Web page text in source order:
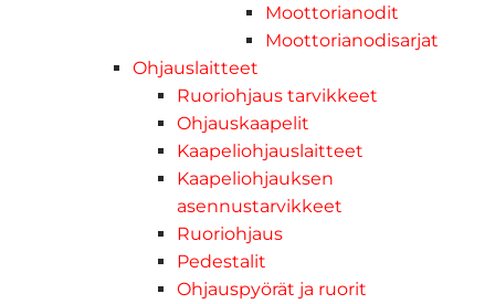
Moottorianodit
Moottorianodisarjat
Ohjauslaitteet
Ruoriohjaus tarvikkeet
Ohjauskaapelit
Kaapeliohjauslaitteet
Kaapeliohjauksen
asennustarvikkeet
Ruoriohjaus
Pedestalit
Ohjauspyörät ja ruorit